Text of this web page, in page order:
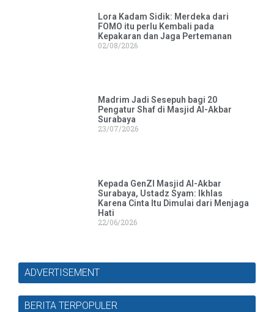
Lora Kadam Sidik: Merdeka dari
FOMO itu perlu Kembali pada
Kepakaran dan Jaga Pertemanan
02/08/2026
Madrim Jadi Sesepuh bagi 20
Pengatur Shaf di Masjid Al-Akbar
Surabaya
23/07/2026
Kepada GenZI Masjid Al-Akbar
Surabaya, Ustadz Syam: Ikhlas
Karena Cinta Itu Dimulai dari Menjaga
Hati
22/06/2026
ADVERTISEMENT
BERITA TERPOPULER